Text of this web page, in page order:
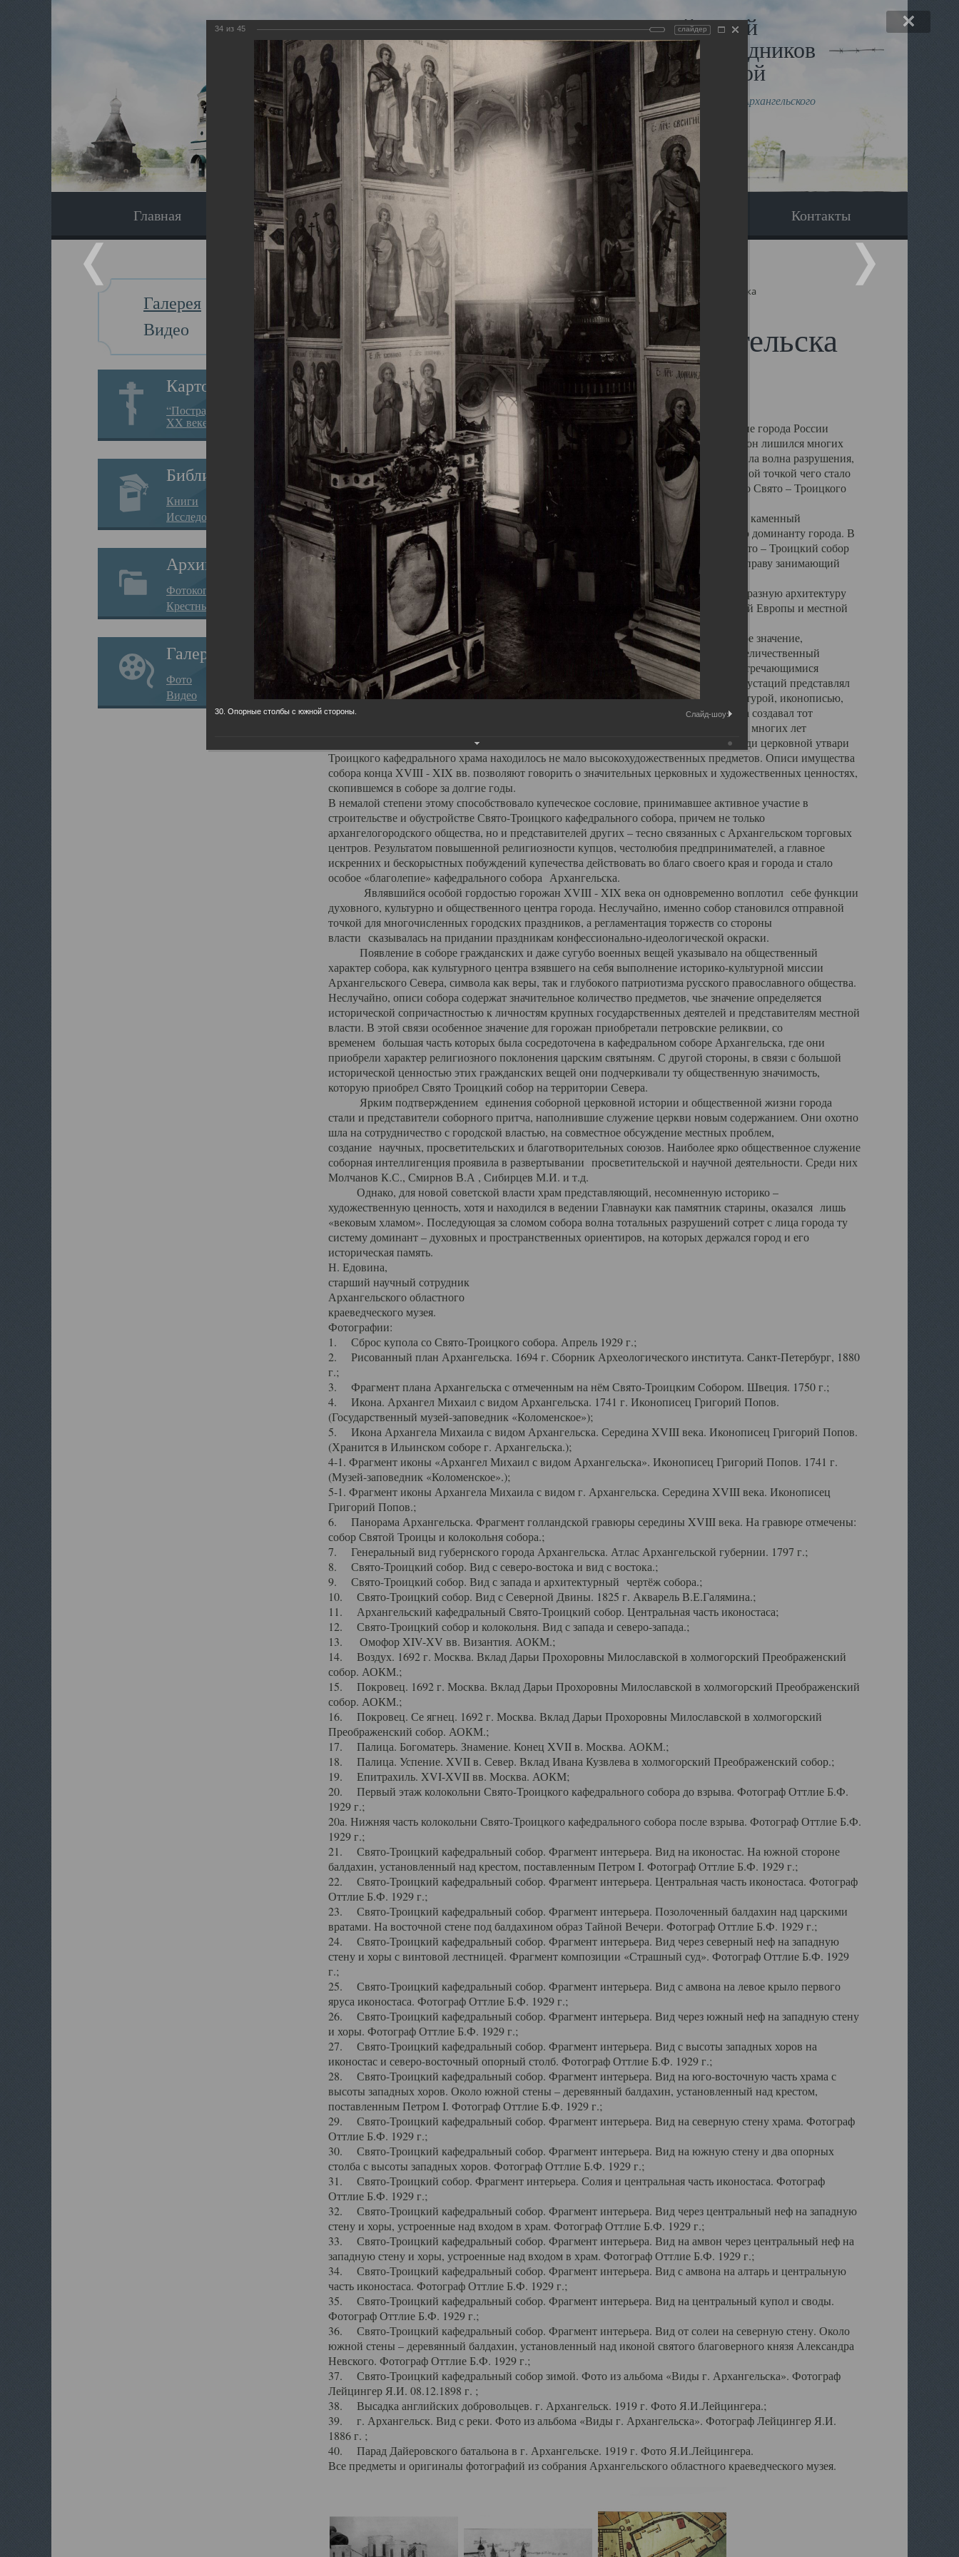
Виртуальный музей
Новомучеников и исповедников
Земли Архангельской
Сайт создан по благословлению митрополита Архангельского
и Холмогорского Даниила
Главная Экскурсия Наследники Вопрос-ответ Контакты
Галерея
Видео
Картотека
“Пострадавшие за веру в
XX веке на Севере”
Библиотека
Книги
Исследования
Архив
Фотокопии дел
Крестные ходы
Галерея
Фото
Видео
Галерея Храмы-мученики Архангельска Свято-Троицкий собор Архангельска
Свято-Троицкий собор Архангельска
Свято-Троицкий собор Архангельска
23.12.2015
Сегодня мы можем говорить, что Архангельск в большей мере, чем другие губернские города России
пострадал от целенаправленных систематических разрушений, в результате которых он лишился многих
выдающихся памятников архитектуры. Больше всего по старому Архангельску ударила волна разрушения,
вызванная борьбой с религией, набравшая особую силу в конце 20 –х годов. Отправной точкой чего стало
разрушение православного центра архангельской губернии - ансамбля кафедрального Свято – Троицкого
собора Архангельска.
Возникнув в начале XVIII века в центре Архангельска, величественный каменный
двухэтажный Троицкий собор, сразу превратился в зрительную и градостроительную доминанту города. В
XVIII веке по масштабам ему не было равных на Севере. Вплоть до разрушения Свято – Троицкий собор
оставался самым высоким и значительным из городских строений Архангельска, по праву занимающий
второе место, после гостиных дворов, в градостроительной картине Архангельска.
Один из самых больших и светлых соборов России воплотил в себе яркую и своеобразную архитектуру
портового города с отраженными в ней архитектурными течениями России, Западной Европы и местной
архангелогородской школы церковного зодчества.
Масштабность, благолепие и богатство собора, вполне оправдывали его кафедральное значение,
заслуженно выделяя из многочисленных культовых построек города. Обширный и величественный
иконостас украшенный колоннами ионического стиля, с единственными нигде не встречающимися
царскими вратами, изящным фронтоном и множеством резных, символических инкрустаций представлял
собой поистине художественную ценность. В совокупности же с живописью, скульптурой, иконописью,
шитьем, многочисленными предметами церковной утвари интерьер Троицкого храма создавал тот
неповторимый красочный ансамбль декоративного убранства собора, на протяжении многих лет
поражающий воображение своих посетителей. В соборной ризнице, библиотеке, среди церковной утвари
Троицкого кафедрального храма находилось не мало высокохудожественных предметов. Описи имущества
собора конца XVIII - XIX вв. позволяют говорить о значительных церковных и художественных ценностях,
скопившемся в соборе за долгие годы.
В немалой степени этому способствовало купеческое сословие, принимавшее активное участие в
строительстве и обустройстве Свято-Троицкого кафедрального собора, причем не только
архангелогородского общества, но и представителей других – тесно связанных с Архангельском торговых
центров. Результатом повышенной религиозности купцов, честолюбия предпринимателей, а главное
искренних и бескорыстных побуждений купечества действовать во благо своего края и города и стало
особое «благолепие» кафедрального собора Архангельска.
Являвшийся особой гордостью горожан XVIII - XIX века он одновременно воплотил себе функции
духовного, культурно и общественного центра города. Неслучайно, именно собор становился отправной
точкой для многочисленных городских праздников, а регламентация торжеств со стороны
власти сказывалась на придании праздникам конфессионально-идеологической окраски.
Появление в соборе гражданских и даже сугубо военных вещей указывало на общественный
характер собора, как культурного центра взявшего на себя выполнение историко-культурной миссии
Архангельского Севера, символа как веры, так и глубокого патриотизма русского православного общества.
Неслучайно, описи собора содержат значительное количество предметов, чье значение определяется
исторической сопричастностью к личностям крупных государственных деятелей и представителям местной
власти. В этой связи особенное значение для горожан приобретали петровские реликвии, со
временем большая часть которых была сосредоточена в кафедральном соборе Архангельска, где они
приобрели характер религиозного поклонения царским святыням. С другой стороны, в связи с большой
исторической ценностью этих гражданских вещей они подчеркивали ту общественную значимость,
которую приобрел Свято Троицкий собор на территории Севера.
Ярким подтверждением единения соборной церковной истории и общественной жизни города
стали и представители соборного притча, наполнившие служение церкви новым содержанием. Они охотно
шла на сотрудничество с городской властью, на совместное обсуждение местных проблем,
создание научных, просветительских и благотворительных союзов. Наиболее ярко общественное служение
соборная интеллигенция проявила в развертывании просветительской и научной деятельности. Среди них
Молчанов К.С., Смирнов В.А , Сибирцев М.И. и т.д.
Однако, для новой советской власти храм представляющий, несомненную историко –
художественную ценность, хотя и находился в ведении Главнауки как памятник старины, оказался лишь
«вековым хламом». Последующая за сломом собора волна тотальных разрушений сотрет с лица города ту
систему доминант – духовных и пространственных ориентиров, на которых держался город и его
историческая память.
Н. Едовина,
старший научный сотрудник
Архангельского областного
краеведческого музея.
Фотографии:
1. Сброс купола со Свято-Троицкого собора. Апрель 1929 г.;
2. Рисованный план Архангельска. 1694 г. Сборник Археологического института. Санкт-Петербург, 1880
г.;
3. Фрагмент плана Архангельска с отмеченным на нём Свято-Троицким Собором. Швеция. 1750 г.;
4. Икона. Архангел Михаил с видом Архангельска. 1741 г. Иконописец Григорий Попов.
(Государственный музей-заповедник «Коломенское»);
5. Икона Архангела Михаила с видом Архангельска. Середина XVIII века. Иконописец Григорий Попов.
(Хранится в Ильинском соборе г. Архангельска.);
4-1. Фрагмент иконы «Архангел Михаил с видом Архангельска». Иконописец Григорий Попов. 1741 г.
(Музей-заповедник «Коломенское».);
5-1. Фрагмент иконы Архангела Михаила с видом г. Архангельска. Середина XVIII века. Иконописец
Григорий Попов.;
6. Панорама Архангельска. Фрагмент голландской гравюры середины XVIII века. На гравюре отмечены:
собор Святой Троицы и колокольня собора.;
7. Генеральный вид губернского города Архангельска. Атлас Архангельской губернии. 1797 г.;
8. Свято-Троицкий собор. Вид с северо-востока и вид с востока.;
9. Свято-Троицкий собор. Вид с запада и архитектурный чертёж собора.;
10. Свято-Троицкий собор. Вид с Северной Двины. 1825 г. Акварель В.Е.Галямина.;
11. Архангельский кафедральный Свято-Троицкий собор. Центральная часть иконостаса;
12. Свято-Троицкий собор и колокольня. Вид с запада и северо-запада.;
13. Омофор XIV-XV вв. Византия. АОКМ.;
14. Воздух. 1692 г. Москва. Вклад Дарьи Прохоровны Милославской в холмогорский Преображенский
собор. АОКМ.;
15. Покровец. 1692 г. Москва. Вклад Дарьи Прохоровны Милославской в холмогорский Преображенский
собор. АОКМ.;
16. Покровец. Се ягнец. 1692 г. Москва. Вклад Дарьи Прохоровны Милославской в холмогорский
Преображенский собор. АОКМ.;
17. Палица. Богоматерь. Знамение. Конец XVII в. Москва. АОКМ.;
18. Палица. Успение. XVII в. Север. Вклад Ивана Кузвлева в холмогорский Преображенский собор.;
19. Епитрахиль. XVI-XVII вв. Москва. АОКМ;
20. Первый этаж колокольни Свято-Троицкого кафедрального собора до взрыва. Фотограф Оттлие Б.Ф.
1929 г.;
20а. Нижняя часть колокольни Свято-Троицкого кафедрального собора после взрыва. Фотограф Оттлие Б.Ф.
1929 г.;
21. Свято-Троицкий кафедральный собор. Фрагмент интерьера. Вид на иконостас. На южной стороне
балдахин, установленный над крестом, поставленным Петром I. Фотограф Оттлие Б.Ф. 1929 г.;
22. Свято-Троицкий кафедральный собор. Фрагмент интерьера. Центральная часть иконостаса. Фотограф
Оттлие Б.Ф. 1929 г.;
23. Свято-Троицкий кафедральный собор. Фрагмент интерьера. Позолоченный балдахин над царскими
вратами. На восточной стене под балдахином образ Тайной Вечери. Фотограф Оттлие Б.Ф. 1929 г.;
24. Свято-Троицкий кафедральный собор. Фрагмент интерьера. Вид через северный неф на западную
стену и хоры с винтовой лестницей. Фрагмент композиции «Страшный суд». Фотограф Оттлие Б.Ф. 1929
г.;
25. Свято-Троицкий кафедральный собор. Фрагмент интерьера. Вид с амвона на левое крыло первого
яруса иконостаса. Фотограф Оттлие Б.Ф. 1929 г.;
26. Свято-Троицкий кафедральный собор. Фрагмент интерьера. Вид через южный неф на западную стену
и хоры. Фотограф Оттлие Б.Ф. 1929 г.;
27. Свято-Троицкий кафедральный собор. Фрагмент интерьера. Вид с высоты западных хоров на
иконостас и северо-восточный опорный столб. Фотограф Оттлие Б.Ф. 1929 г.;
28. Свято-Троицкий кафедральный собор. Фрагмент интерьера. Вид на юго-восточную часть храма с
высоты западных хоров. Около южной стены – деревянный балдахин, установленный над крестом,
поставленным Петром I. Фотограф Оттлие Б.Ф. 1929 г.;
29. Свято-Троицкий кафедральный собор. Фрагмент интерьера. Вид на северную стену храма. Фотограф
Оттлие Б.Ф. 1929 г.;
30. Свято-Троицкий кафедральный собор. Фрагмент интерьера. Вид на южную стену и два опорных
столба с высоты западных хоров. Фотограф Оттлие Б.Ф. 1929 г.;
31. Свято-Троицкий собор. Фрагмент интерьера. Солия и центральная часть иконостаса. Фотограф
Оттлие Б.Ф. 1929 г.;
32. Свято-Троицкий кафедральный собор. Фрагмент интерьера. Вид через центральный неф на западную
стену и хоры, устроенные над входом в храм. Фотограф Оттлие Б.Ф. 1929 г.;
33. Свято-Троицкий кафедральный собор. Фрагмент интерьера. Вид на амвон через центральный неф на
западную стену и хоры, устроенные над входом в храм. Фотограф Оттлие Б.Ф. 1929 г.;
34. Свято-Троицкий кафедральный собор. Фрагмент интерьера. Вид с амвона на алтарь и центральную
часть иконостаса. Фотограф Оттлие Б.Ф. 1929 г.;
35. Свято-Троицкий кафедральный собор. Фрагмент интерьера. Вид на центральный купол и своды.
Фотограф Оттлие Б.Ф. 1929 г.;
36. Свято-Троицкий кафедральный собор. Фрагмент интерьера. Вид от солеи на северную стену. Около
южной стены – деревянный балдахин, установленный над иконой святого благоверного князя Александра
Невского. Фотограф Оттлие Б.Ф. 1929 г.;
37. Свято-Троицкий кафедральный собор зимой. Фото из альбома «Виды г. Архангельска». Фотограф
Лейцингер Я.И. 08.12.1898 г. ;
38. Высадка английских добровольцев. г. Архангельск. 1919 г. Фото Я.И.Лейцингера.;
39. г. Архангельск. Вид с реки. Фото из альбома «Виды г. Архангельска». Фотограф Лейцингер Я.И.
1886 г. ;
40. Парад Дайеровского батальона в г. Архангельске. 1919 г. Фото Я.И.Лейцингера.
Все предметы и оригиналы фотографий из собрания Архангельского областного краеведческого музея.
34 из 45 слайдер
30. Опорные столбы с южной стороны. Слайд-шоу: